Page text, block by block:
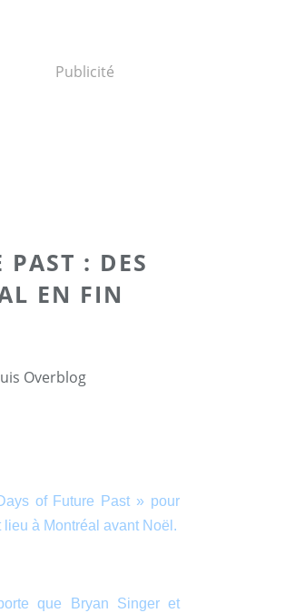
Publicité
: DES
EN FIN
Overblog
of Future Past » pour
à Montréal avant Noël.
que Bryan Singer et